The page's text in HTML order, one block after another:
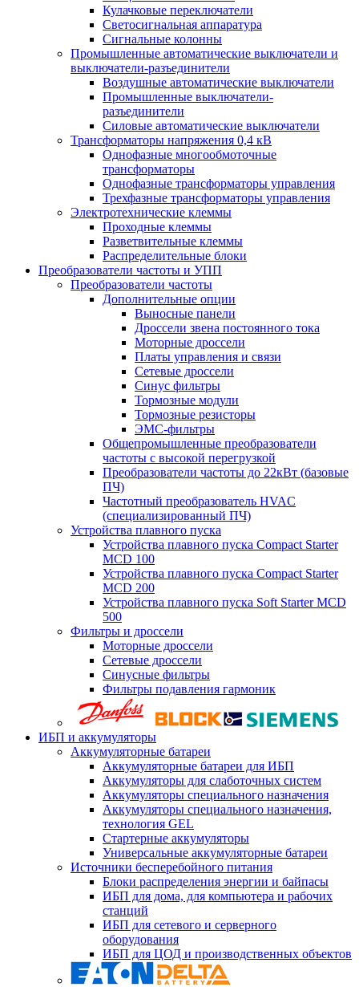
Кулачковые переключатели
Светосигнальная аппаратура
Сигнальные колонны
Промышленные автоматические выключатели и
выключатели-разъединители
Воздушные автоматические выключатели
Промышленные выключатели-
разъединители
Силовые автоматические выключатели
Трансформаторы напряжения 0,4 кВ
Однофазные многообмоточные
трансформаторы
Однофазные трансформаторы управления
Трехфазные трансформаторы управления
Электротехнические клеммы
Проходные клеммы
Разветвительные клеммы
Распределительные блоки
Преобразователи частоты и УПП
Преобразователи частоты
Дополнительные опции
Выносные панели
Дроссели звена постоянного тока
Моторные дроссели
Платы управления и связи
Сетевые дроссели
Синус фильтры
Тормозные модули
Тормозные резисторы
ЭМС-фильтры
Общепромышленные преобразователи
частоты с высокой перегрузкой
Преобразователи частоты до 22кВт (базовые
ПЧ)
Частотный преобразователь HVAC
(специализированный ПЧ)
Устройства плавного пуска
Устройства плавного пуска Compact Starter
MCD 100
Устройства плавного пуска Compact Starter
MCD 200
Устройства плавного пуска Soft Starter MCD
500
Фильтры и дроссели
Моторные дроссели
Сетевые дроссели
Синусные фильтры
Фильтры подавления гармоник
ИБП и аккумуляторы
Аккумуляторные батареи
Аккумуляторные батареи для ИБП
Аккумуляторы для слаботочных систем
Аккумуляторы специального назначения
Аккумуляторы специального назначения,
технология GEL
Стартерные аккумуляторы
Универсальные аккумуляторные батареи
Источники бесперебойного питания
Блоки распределения энергии и байпасы
ИБП для дома, для компьютера и рабочих
станций
ИБП для сетевого и серверного
оборудования
ИБП для ЦОД и производственных объектов